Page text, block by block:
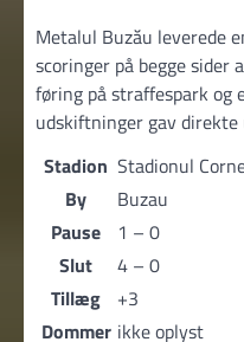
Metalul Buzău leverede
scoringer på begge sider
føring på straffespark
udskiftninger gav
Stadion Stadionul
By
Buzau
Pause
1 – 0
Slut
4 – 0
Tillæg
+3
Dommer ikke oplyst